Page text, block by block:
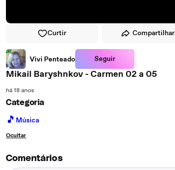
Curtir Compartilhar
Vivi Penteado Seguir
Mikail Baryshnkov - Carmen 02 a 05
há 18 anos
Categoria
🎵 Música
Ocultar
Comentários